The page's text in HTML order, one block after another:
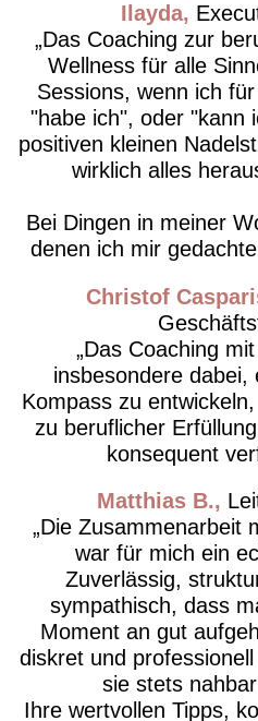
Ilayda
Das Coaching zur
Wellness für alle
Sessions, wenn ich
"habe ich", oder "kann
positiven kleinen
wirklich alles
Bei Dingen in meiner
denen ich mir
Christof
Das Coaching
insbesondere dabei,
Kompass zu
zu beruflicher
konsequent
Matthias B.
Die Zusammenarbeit
war für mich ein
Zuverlässig,
sympathisch, dass
Moment an gut
diskret und
sie stets
Ihre wertvollen Tipps,